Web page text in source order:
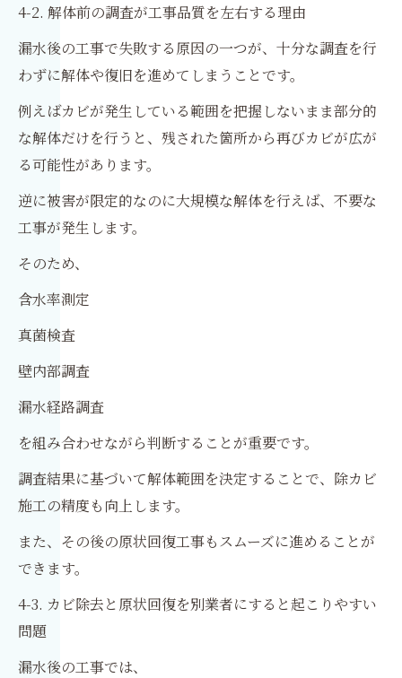
4-2. 解体前の調査が工事品質を左右する理由
漏水後の工事で失敗する原因の一つが、十分な調査を行
わずに解体や復旧を進めてしまうことです。
例えばカビが発生している範囲を把握しないまま部分的
な解体だけを行うと、残された箇所から再びカビが広が
る可能性があります。
逆に被害が限定的なのに大規模な解体を行えば、不要な
工事が発生します。
そのため、
含水率測定
真菌検査
壁内部調査
漏水経路調査
を組み合わせながら判断することが重要です。
調査結果に基づいて解体範囲を決定することで、除カビ
施工の精度も向上します。
また、その後の原状回復工事もスムーズに進めることが
できます。
4-3. カビ除去と原状回復を別業者にすると起こりやすい
問題
漏水後の工事では、